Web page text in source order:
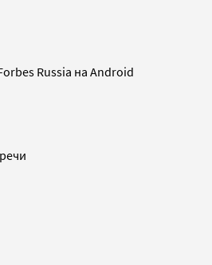
Russia на Android